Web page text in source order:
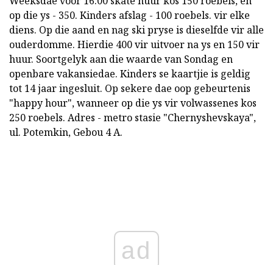
op die ys - 350. Kinders afslag - 100 roebels. vir elke
diens. Op die aand en nag ski pryse is dieselfde vir alle
ouderdomme. Hierdie 400 vir uitvoer na ys en 150 vir
huur. Soortgelyk aan die waarde van Sondag en
openbare vakansiedae. Kinders se kaartjie is geldig
tot 14 jaar ingesluit. Op sekere dae oop gebeurtenis
"happy hour", wanneer op die ys vir volwassenes kos
250 roebels. Adres - metro stasie "Chernyshevskaya",
ul. Potemkin, Gebou 4 A.
ad